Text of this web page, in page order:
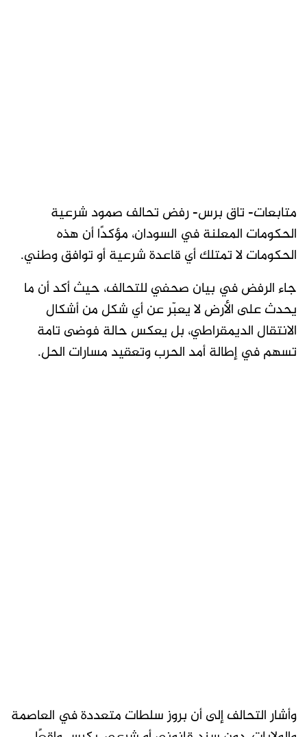
متابعات- تاق برس- رفض تحالف صمود شرعية
الحكومات المعلنة في السودان، مؤكدًا أن هذه
الحكومات لا تمتلك أي قاعدة شرعية أو توافق وطني.
جاء الرفض في بيان صحفي للتحالف، حيث أكد أن ما
يحدث على الأرض لا يعبّر عن أي شكل من أشكال
الانتقال الديمقراطي، بل يعكس حالة فوضى تامة
تسهم في إطالة أمد الحرب وتعقيد مسارات الحل.
وأشار التحالف إلى أن بروز سلطات متعددة في العاصمة